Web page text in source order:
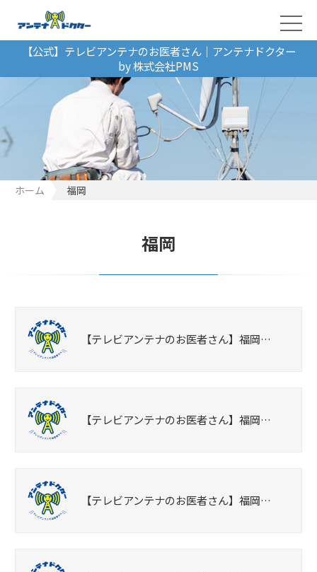
【公式】テレビアンテナのお医者さん｜アンテナドクター
by 株式会社PMS
ホーム 福岡
福岡
【テレビアンテナのお医者さん】福岡…
【テレビアンテナのお医者さん】福岡…
【テレビアンテナのお医者さん】福岡…